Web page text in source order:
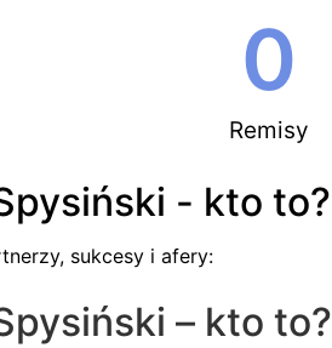
Remisy
0
- kto to?
sukcesy i afery:
– kto to?